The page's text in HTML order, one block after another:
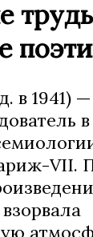
в 1941)
VII.